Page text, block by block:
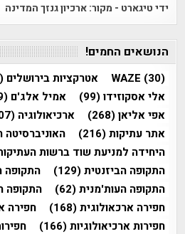
ידי טיגארט - מקור: ארכיון גנזך המדינה
הנושאים החמים!
WAZE (30) אטרקציות בירושלים (111)
אלי אסקוזידו(99) אמיל אלג'ם (79)
אפי אליאן(268) ארכיאולוגיה (207)
אתר עתיקות(216) האוניברסיטה
היחידה למניעת שוד ברשות
התקופה הביזנטית(129) התקופה
התקופה העות'מנית(62) התקופה
חפירה ארכאולוגית(168) חפירה
חפירות ארכיאולוגיות(166)